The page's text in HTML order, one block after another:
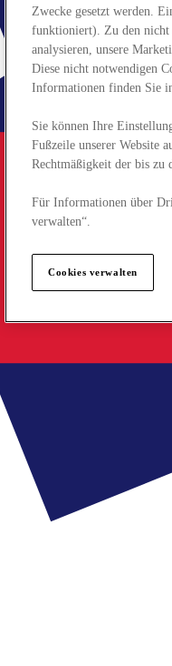
Zwecke gesetzt werden.
funktioniert). Zu den nicht
analysieren, unsere
Diese nicht notwendigen
Informationen finden Sie
Sie können Ihre
Fußzeile unserer Website
Rechtmäßigkeit der bis zu
Für Informationen über
verwalten“.
Cookies verwalten